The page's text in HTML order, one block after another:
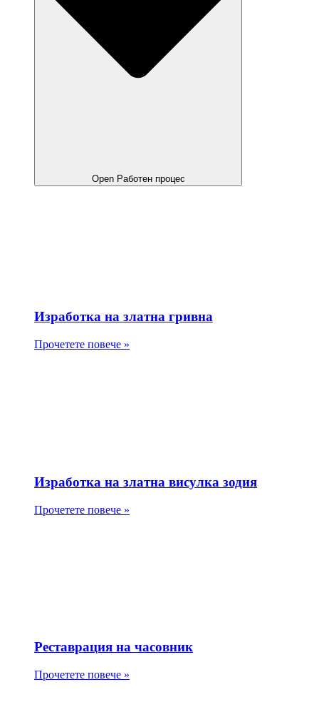
Open Работен процес
Изработка на златна гривна
Прочетете повече »
Изработка на златна висулка зодия
Прочетете повече »
Реставрация на часовник
Прочетете повече »